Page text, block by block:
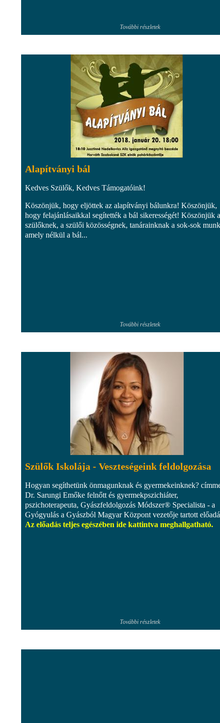
További részletek
Alapítványi bál
Kedves Szülők, Kedves Támogatóink!
Köszönjük, hogy eljöttek az alapítványi bálunkra! Köszönjük,
hogy felajánlásaikkal segítették a bál sikerességét! Köszönjük a
szülőknek, a szülői közösségnek, tanárainknak a sok-sok
amely nélkül a bál...
További részletek
Szülők Iskolája - Veszteségeink feldolgozása
Hogyan segíthetünk önmagunknak és gyermekeinknek?
Dr. Sarungi Emőke felnőtt és gyermekpszichiáter,
pszichoterapeuta, Gyászfeldolgozás Módszer® Specialista - a
Gyógyulás a Gyászból Magyar Központ vezetője tartott
Az előadás teljes egészében ide kattintva meghallgatható.
További részletek